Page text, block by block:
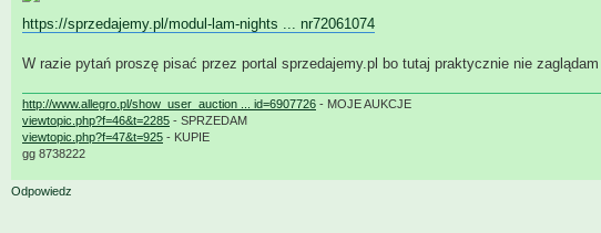
https://sprzedajemy.pl/modul-lam-nights ... nr72061074
W razie pytań proszę pisać przez portal sprzedajemy.pl bo tutaj praktycznie nie zaglądam
http://www.allegro.pl/show_user_auction ... id=6907726 - MOJE AUKCJE
viewtopic.php?f=46&t=2285 - SPRZEDAM
viewtopic.php?f=47&t=925 - KUPIE
gg 8738222
Odpowiedz